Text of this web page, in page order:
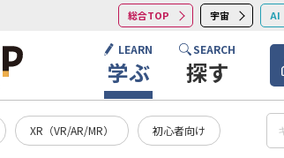
総合TOP 宇宙 AI
LEARN
学ぶ
SEARCH
探す
XR（VR/AR/MR） 初心者向け